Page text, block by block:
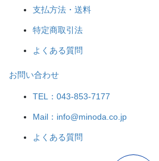
支払方法・送料
特定商取引法
よくある質問
お問い合わせ
TEL：043-853-7177
Mail：info@minoda.co.jp
よくある質問